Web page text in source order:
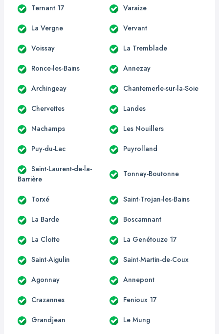
Ternant 17 Varaize
La Vergne Vervant
Voissay La Tremblade
Ronce-les-Bains Annezay
Archingeay Chantemerle-sur-la-Soie
Chervettes Landes
Nachamps Les Nouillers
Puy-du-Lac Puyrolland
Saint-Laurent-de-la-
Barrière
Tonnay-Boutonne
Torxé Saint-Trojan-les-Bains
La Barde Boscamnant
La Clotte La Genétouze 17
Saint-Aigulin Saint-Martin-de-Coux
Agonnay Annepont
Crazannes Fenioux 17
Grandjean Le Mung